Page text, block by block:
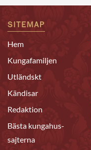
SITEMAP
Hem
Kungafamiljen
Utländskt
Kändisar
Redaktion
Bästa kungahus-
sajterna